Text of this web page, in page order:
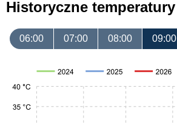
Historyczne temperatury
06:00 07:00 08:00 09:00